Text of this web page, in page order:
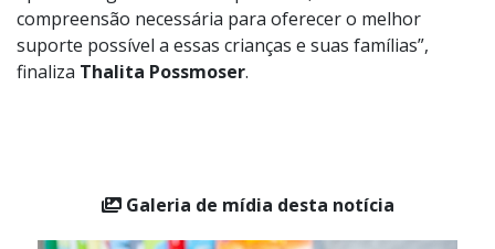
“Informações precisas e acessíveis sobre a Síndrome do
X Frágil podem fazer toda a diferença na vida de
milhares de famílias brasileiras, proporcionando não